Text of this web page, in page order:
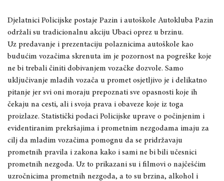
Djelatnici Policijske postaje Pazin i autoškole Autokluba Pazin
održali su tradicionalnu akciju Ubaci oprez u brzinu.
Uz predavanje i prezentaciju polaznicima autoškole kao
budućim vozačima skrenuta im je pozornost na pogreške koje
ne bi trebali činiti dobivanjem vozačke dozvole. Samo
uključivanje mladih vozača u promet osjetljivo je i delikatno
pitanje jer svi oni moraju prepoznati sve opasnosti koje ih
čekaju na cesti, ali i svoja prava i obaveze koje iz toga
proizlaze. Statistički podaci Policijske uprave o počinjenim i
evidentiranim prekršajima i prometnim nezgodama imaju za
cilj da mladim vozačima pomognu da se pridržavaju
prometnih pravila i zakona kako i sami ne bi bili učesnici
prometnih nezgoda. Uz to prikazani su i filmovi o najčešćim
uzročnicima prometnih nezgoda, a to su brzina, alkohol i